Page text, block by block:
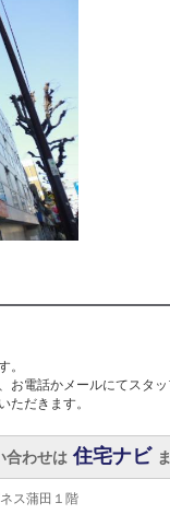
。
電話かメールにてスタッ
だきます。
合わせは 住宅ナビ
ス蒲田１階